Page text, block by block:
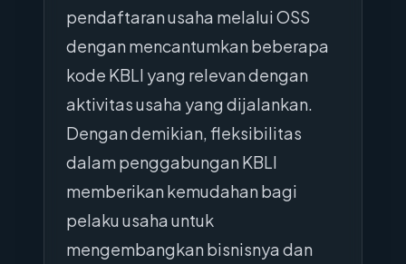
pendaftaran usaha melalui OSS
dengan mencantumkan beberapa
kode KBLI yang relevan dengan
aktivitas usaha yang dijalankan.
Dengan demikian, fleksibilitas
dalam penggabungan KBLI
memberikan kemudahan bagi
pelaku usaha untuk
mengembangkan bisnisnya dan